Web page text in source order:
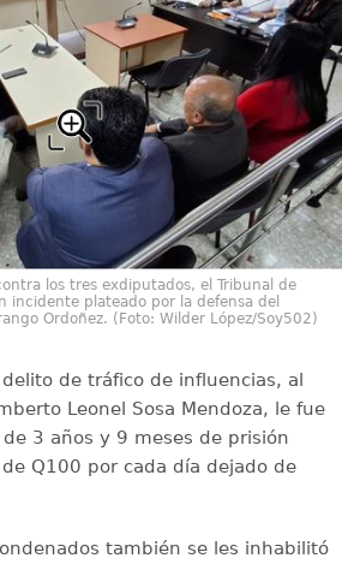
los tres exdiputados, el Tribunal de
incidente plateado por la defensa del
Ordoñez. (Foto: Wilder López/Soy502)
de tráfico de influencias, al
Leonel Sosa Mendoza, le fue
3 años y 9 meses de prisión
Q100 por cada día dejado de
también se les inhabilitó